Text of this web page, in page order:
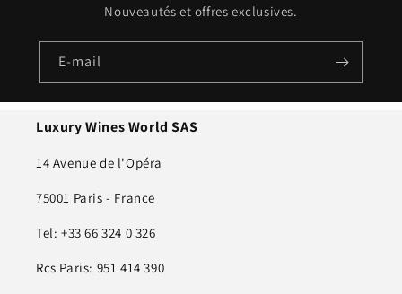
Nouveautés et offres exclusives.
E-mail
Luxury Wines World SAS
14 Avenue de l'Opéra
75001 Paris - France
Tel: +33 66 324 0 326
Rcs Paris: 951 414 390